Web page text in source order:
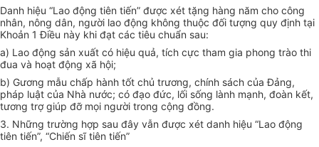
Danh hiệu “Lao động tiên tiến” được xét tặng hàng năm cho công
nhân, nông dân, người lao động không thuộc đối tượng quy định tại
Khoản 1 Điều này khi đạt các tiêu chuẩn sau:
a) Lao động sản xuất có hiệu quả, tích cực tham gia phong trào thi
đua và hoạt động xã hội;
b) Gương mẫu chấp hành tốt chủ trương, chính sách của Đảng,
pháp luật của Nhà nước; có đạo đức, lối sống lành mạnh, đoàn kết,
tương trợ giúp đỡ mọi người trong cộng đồng.
3. Những trường hợp sau đây vẫn được xét danh hiệu “Lao động
tiên tiến”, “Chiến sĩ tiên tiến”